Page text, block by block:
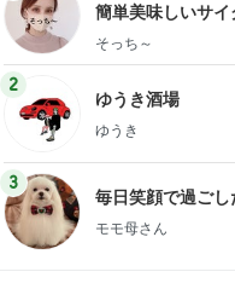
簡単美味しいサイ
献立
そっち～
2
ゆうき酒場
ゆうき
3
毎日笑顔で過ごし
モモ母さん